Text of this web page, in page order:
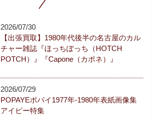
2026/07/30
【出張買取】1980年代後半の名古屋のカル
チャー雑誌『ほっちぽっち（HOTCH
POTCH）』『Capone（カポネ）』
2026/07/29
POPAYEポパイ1977年-1980年表紙画像集
アイビー特集